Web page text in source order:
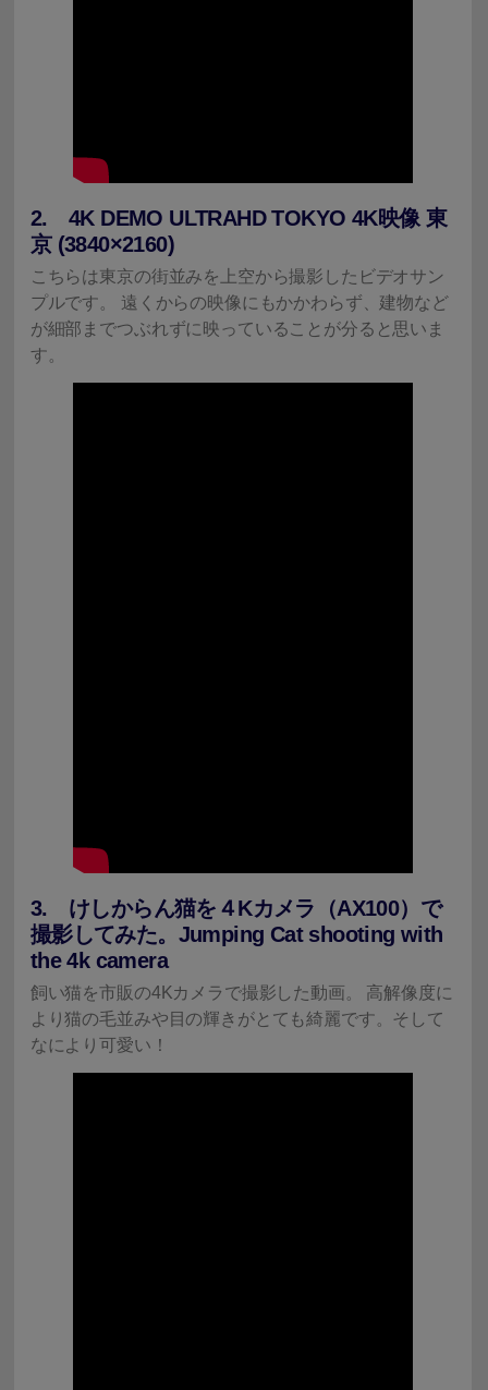
2. 4K DEMO ULTRAHD TOKYO 4K映像 東
京 (3840×2160)
こちらは東京の街並みを上空から撮影したビデオサン
プルです。 遠くからの映像にもかかわらず、建物など
が細部までつぶれずに映っていることが分ると思いま
す。
3. けしからん猫を４Kカメラ（AX100）で
撮影してみた。Jumping Cat shooting with
the 4k camera
飼い猫を市販の4Kカメラで撮影した動画。 高解像度に
より猫の毛並みや目の輝きがとても綺麗です。そして
なにより可愛い！